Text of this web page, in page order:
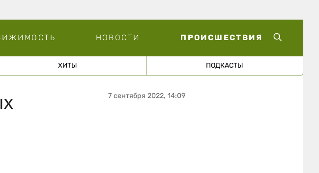
НОВОСТИ ПРОИСШЕСТВИЯ
ХИТЫ ПОДКАСТЫ
7 сентября 2022, 14:09